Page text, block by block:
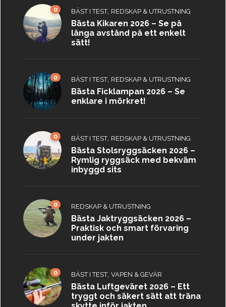
0 BÄST I TEST, REDSKAP & UTRUSTNING
Bästa Kikaren 2026 – Se på
långa avstånd på ett enkelt
sätt!
0 BÄST I TEST, REDSKAP & UTRUSTNING
Bästa Ficklampan 2026 – Se
enklare i mörkret!
0 BÄST I TEST, REDSKAP & UTRUSTNING
Bästa Stolsryggsäcken 2026 –
Rymlig ryggsäck med bekväm
inbyggd sits
0 REDSKAP & UTRUSTNING
Bästa Jaktryggsäcken 2026 –
Praktisk och smart förvaring
under jakten
0 BÄST I TEST, VAPEN & GEVÄR
Bästa Luftgeväret 2026 – Ett
tryggt och säkert sätt att träna